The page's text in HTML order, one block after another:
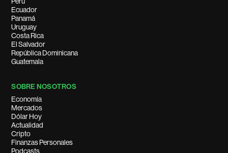
Ecuador
Panamá
Uruguay
Costa Rica
El Salvador
República Dominicana
Guatemala
SOBRE NOSOTROS
Economía
Mercados
Dólar Hoy
Actualidad
Cripto
Finanzas Personales
Podcasts